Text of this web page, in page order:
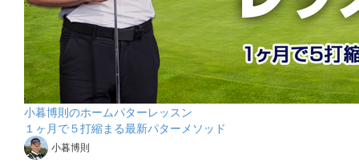
小暮博則のホームパターレッスン
１ヶ月で５打縮まる最新パターメソッド
小暮博則